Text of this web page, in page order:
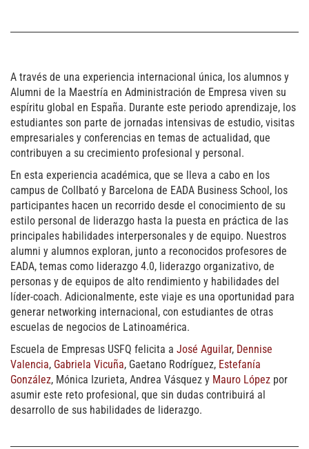
A través de una experiencia internacional única, los alumnos y
Alumni de la Maestría en Administración de Empresa viven su
espíritu global en España. Durante este periodo aprendizaje, los
estudiantes son parte de jornadas intensivas de estudio, visitas
empresariales y conferencias en temas de actualidad, que
contribuyen a su crecimiento profesional y personal.
En esta experiencia académica, que se lleva a cabo en los
campus de Collbató y Barcelona de EADA Business School, los
participantes hacen un recorrido desde el conocimiento de su
estilo personal de liderazgo hasta la puesta en práctica de las
principales habilidades interpersonales y de equipo. Nuestros
alumni y alumnos exploran, junto a reconocidos profesores de
EADA, temas como liderazgo 4.0, liderazgo organizativo, de
personas y de equipos de alto rendimiento y habilidades del
líder-coach. Adicionalmente, este viaje es una oportunidad para
generar networking internacional, con estudiantes de otras
escuelas de negocios de Latinoamérica.
Escuela de Empresas USFQ felicita a José Aguilar, Dennise
Valencia, Gabriela Vicuña, Gaetano Rodríguez, Estefanía
González, Mónica Izurieta, Andrea Vásquez y Mauro López por
asumir este reto profesional, que sin dudas contribuirá al
desarrollo de sus habilidades de liderazgo.